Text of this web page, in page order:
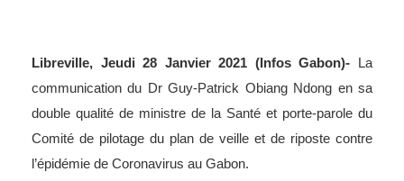
Libreville, Jeudi 28 Janvier 2021 (Infos Gabon)- La
communication du Dr Guy-Patrick Obiang Ndong en sa
double qualité de ministre de la Santé et porte-parole du
Comité de pilotage du plan de veille et de riposte contre
l’épidémie de Coronavirus au Gabon.